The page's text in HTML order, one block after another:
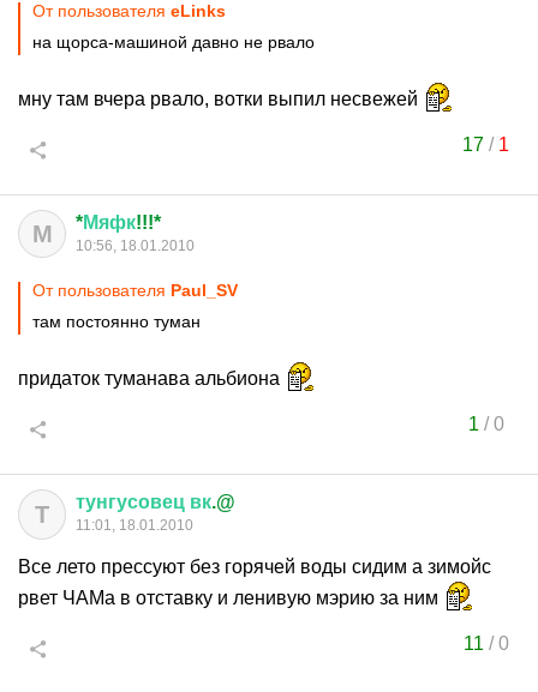
От пользователя eLinks
на щорса-машиной давно не рвало
мну там вчера рвало, вотки выпил несвежей
17 / 1
М *Мяфк!!!*
10:56, 18.01.2010
От пользователя Paul_SV
там постоянно туман
придаток туманава альбиона
1 /0
Т тунгусовец вк.@
11:01, 18.01.2010
Все лето прессуют без горячей воды сидим а зимойс
рвет ЧАМа в отставку и ленивую мэрию за ним
11 /0